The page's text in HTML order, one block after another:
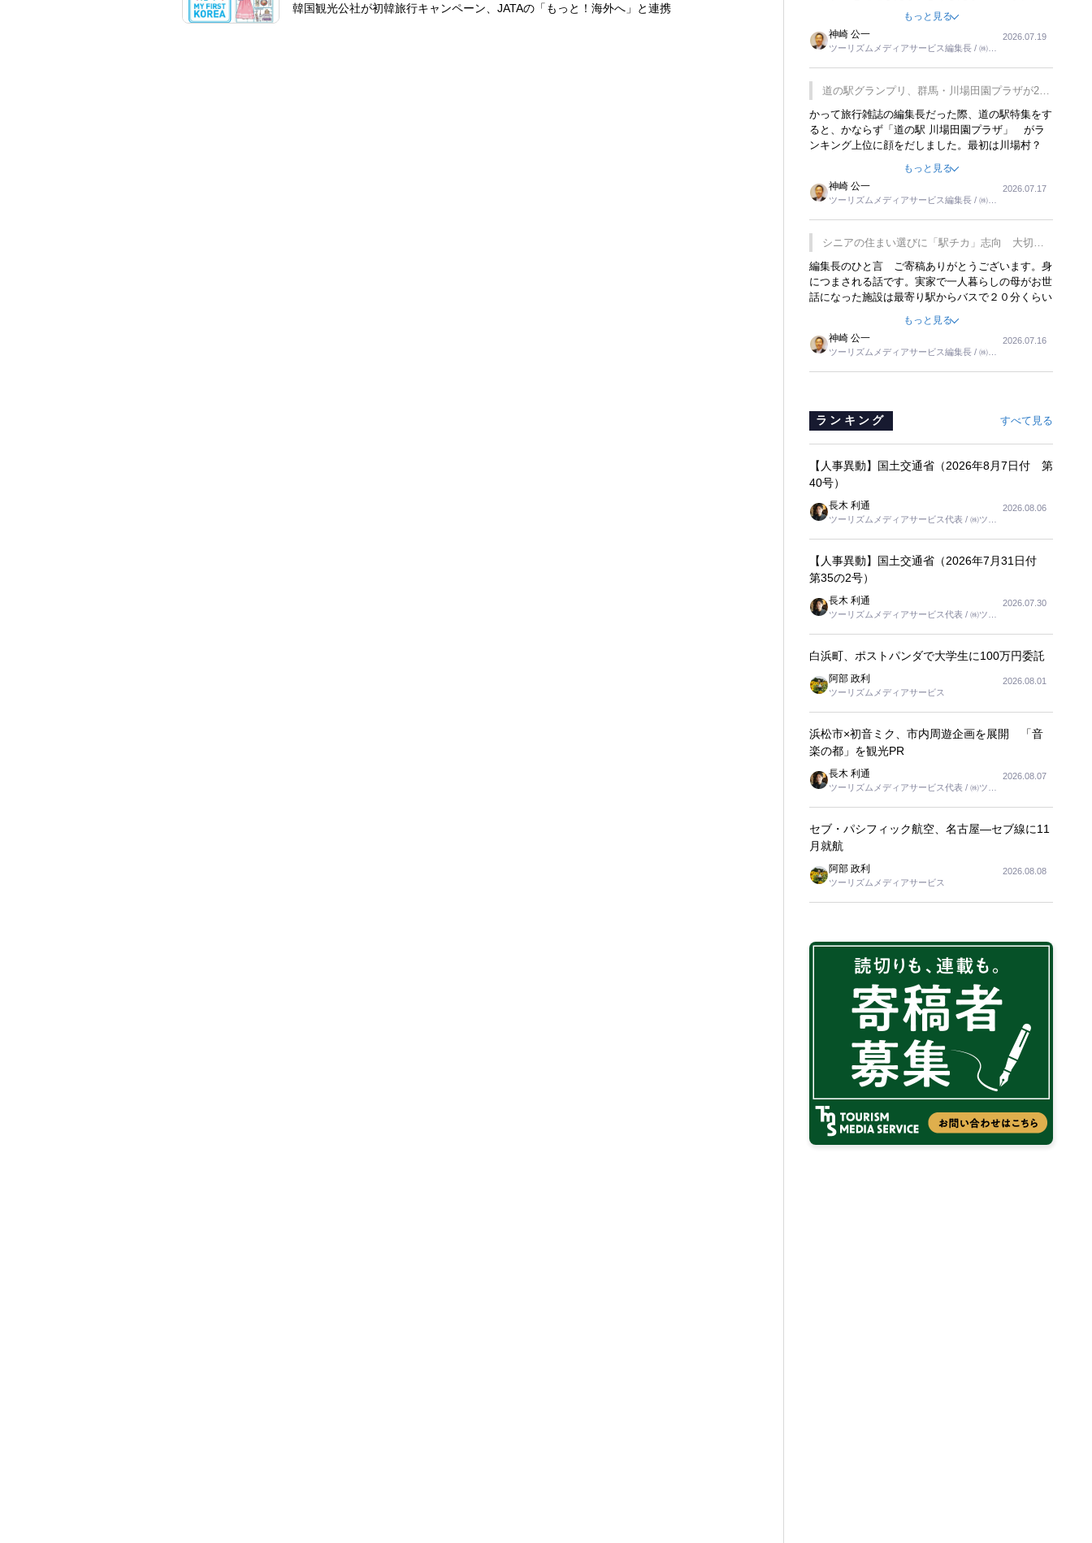
韓国観光公社が初韓旅行キャンペーン、JATAの「もっと！海外へ」と連携
るなんてことは、冗談でもいえません。そんな中
で、この企画展はタイムリーですね。
もっと見る
神崎 公一
ツーリズムメディアサービス編集長 / ㈱ツ
2026.07.19
道の駅グランプリ、群馬・川場田園プラザが2連
覇
かって旅行雑誌の編集長だった際、道の駅特集をす
ると、かならず「道の駅 川場田園プラザ」 がラ
ンキング上位に顔をだしました。最初は川場村？
れ永井 彰一社長にインタビューしたら、興味深い
話が次々が飛び出しました。プレゼンも巧みで、今
でも思い出すことが２つあります。一つは、従業員
に東京ディズニーランドを見学させ、サービス業、
接客業の何かを理解してもらっていることです。
もう一つは1800円もするプレミアムヨーグルトを
販売するにあたり、社内に懸念もあったそうです。
永井社長は、駐車場に都内ナンバーの高級外車が停
まっていることに目をつけ、高級商品でも売れると
確信したそうです。今回の記事を懐かしく読みまし
もっと見る
神崎 公一
ツーリズムメディアサービス編集長 / ㈱ツ
2026.07.17
シニアの住まい選びに「駅チカ」志向 大切な
のは出かけたくなる暮らし
編集長のひと言 ご寄稿ありがとうございます。身
につまされる話です。実家で一人暮らしの母がお世
話になった施設は最寄り駅からバスで２０分くらい
りました。母の住まいから近いという理由で、その
施設を選択したのですが、私と妹にとっては、半日
仕事ででした。シニアの住まい選びは、当人だけで
はなく、世話をする家族の足の便も考えない外池な
もっと見る
神崎 公一
ツーリズムメディアサービス編集長 / ㈱ツ
2026.07.16
ランキング すべて見る
【人事異動】国土交通省（2026年8月7日付 第
40号）
長木 利通
ツーリズムメディアサービス代表 / ㈱ツー
2026.08.06
【人事異動】国土交通省（2026年7月31日付
第35の2号）
長木 利通
ツーリズムメディアサービス代表 / ㈱ツー
2026.07.30
白浜町、ポストパンダで大学生に100万円委託
阿部 政利
ツーリズムメディアサービス
2026.08.01
浜松市×初音ミク、市内周遊企画を展開 「音
楽の都」を観光PR
長木 利通
ツーリズムメディアサービス代表 / ㈱ツー
2026.08.07
セブ・パシフィック航空、名古屋―セブ線に11
月就航
阿部 政利
ツーリズムメディアサービス
2026.08.08